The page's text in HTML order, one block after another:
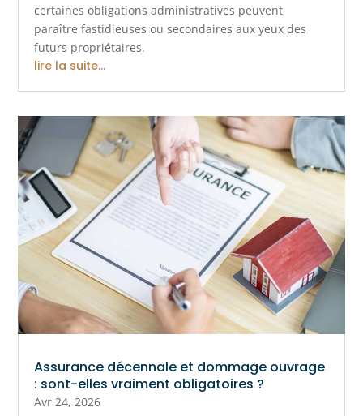
certaines obligations administratives peuvent
paraître fastidieuses ou secondaires aux yeux des
futurs propriétaires.
lire la suite...
Assurance décennale et dommage ouvrage
: sont-elles vraiment obligatoires ?
Avr 24, 2026